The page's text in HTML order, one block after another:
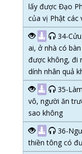
lấy được Đạo
của vị Phật các
34-
ai, ở nhà có
được không, đi
dính nhân quả
35-
vô, người ăn
sao không
36-
thiền tông có